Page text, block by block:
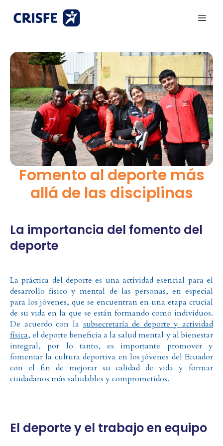
Fomento al deporte más
allá de las disciplinas
La importancia del fomento del
deporte
La práctica del deporte es una actividad esencial para el
desarrollo físico y mental de las personas, en especial
para los jóvenes, que se encuentran en una etapa crucial
de su vida en la que se están formando como individuos.
De acuerdo con la subsecretaría de deporte y actividad
física, el deporte beneficia a la salud mental y al bienestar
integral, por lo tanto, es importante promover y
fomentar la cultura deportiva en los jóvenes del Ecuador
con el fin de mejorar su calidad de vida y formar
ciudadanos más saludables y comprometidos.
El deporte y el trabajo en equipo